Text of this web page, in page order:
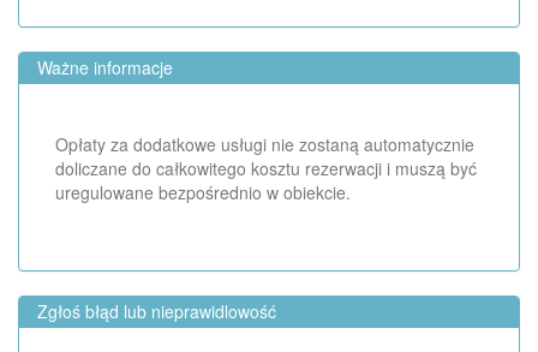
Ważne informacje
Opłaty za dodatkowe usługi nie zostaną automatycznie
doliczane do całkowitego kosztu rezerwacji i muszą być
uregulowane bezpośrednio w obiekcie.
Zgłoś błąd lub nieprawidlowość